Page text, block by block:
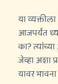
या
आजपर्यंत
का?
जेव्हा अशा
यावर